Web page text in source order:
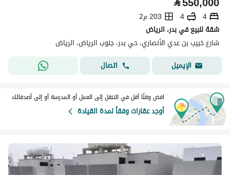
4
4
203 م2
شقة للبيع في بدر، الرياض
شارع خبيب بن عدي الأنصاري، حي بدر، جنوب الرياض، الرياض
الإيميل
اتصال
اقض وقتًا أقل في التنقل إلى العمل أو المدرسة أو إلى أصدقائك
أوجد عقارات وفقاً لمدة القيادة